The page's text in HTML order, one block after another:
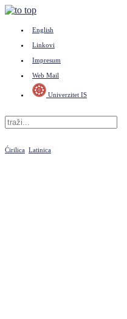
English
Linkovi
Impresum
Web Mail
Univerzitet IS
Ćirilica Latinica